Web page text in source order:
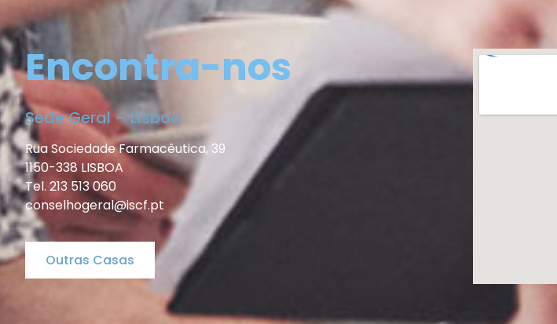
Encontra-nos
Sede Geral – Lisboa
Rua Sociedade Farmacêutica, 39
1150-338 LISBOA
Tel. 213 513 060
conselhogeral@iscf.pt
Outras Casas